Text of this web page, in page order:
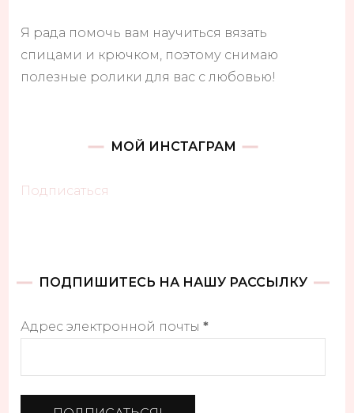
Я рада помочь вам научиться вязать
спицами и крючком, поэтому снимаю
полезные ролики для вас с любовью!
МОЙ ИНСТАГРАМ
Подписаться
ПОДПИШИТЕСЬ НА НАШУ РАССЫЛКУ
Адрес электронной почты*